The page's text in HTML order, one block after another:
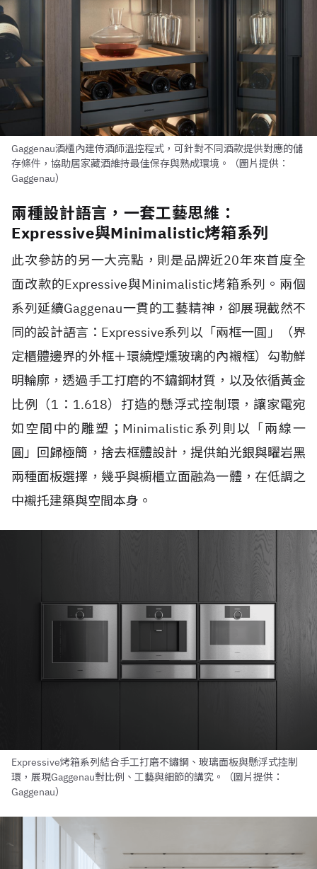
Gaggenau酒櫃內建侍酒師溫控程式，可針對不同酒款提供對應的儲
存條件，協助居家藏酒維持最佳保存與熟成環境。（圖片提供：
Gaggenau）
兩種設計語言，一套工藝思維：
Expressive與Minimalistic烤箱系列
此次參訪的另一大亮點，則是品牌近20年來首度全
面改款的Expressive與Minimalistic烤箱系列。兩個
系列延續Gaggenau一貫的工藝精神，卻展現截然不
同的設計語言：Expressive系列以「兩框一圓」（界
定櫃體邊界的外框＋環繞煙燻玻璃的內襯框）勾勒鮮
明輪廓，透過手工打磨的不鏽鋼材質，以及依循黃金
比例（1：1.618）打造的懸浮式控制環，讓家電宛
如空間中的雕塑；Minimalistic系列則以「兩線一
圓」回歸極簡，捨去框體設計，提供鉑光銀與曜岩黑
兩種面板選擇，幾乎與櫥櫃立面融為一體，在低調之
中襯托建築與空間本身。
Expressive烤箱系列結合手工打磨不鏽鋼、玻璃面板與懸浮式控制
環，展現Gaggenau對比例、工藝與細節的講究。（圖片提供：
Gaggenau）